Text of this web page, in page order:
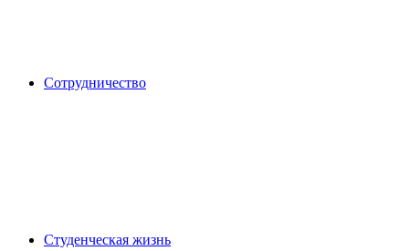
Сотрудничество
Студенческая жизнь